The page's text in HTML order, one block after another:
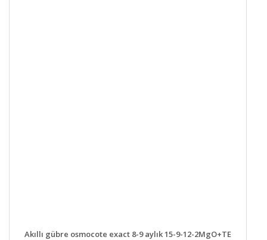
DETAYLAR SEPETE EKLE
Akıllı gübre osmocote exact 8-9 aylık 15-9-12-2MgO+TE